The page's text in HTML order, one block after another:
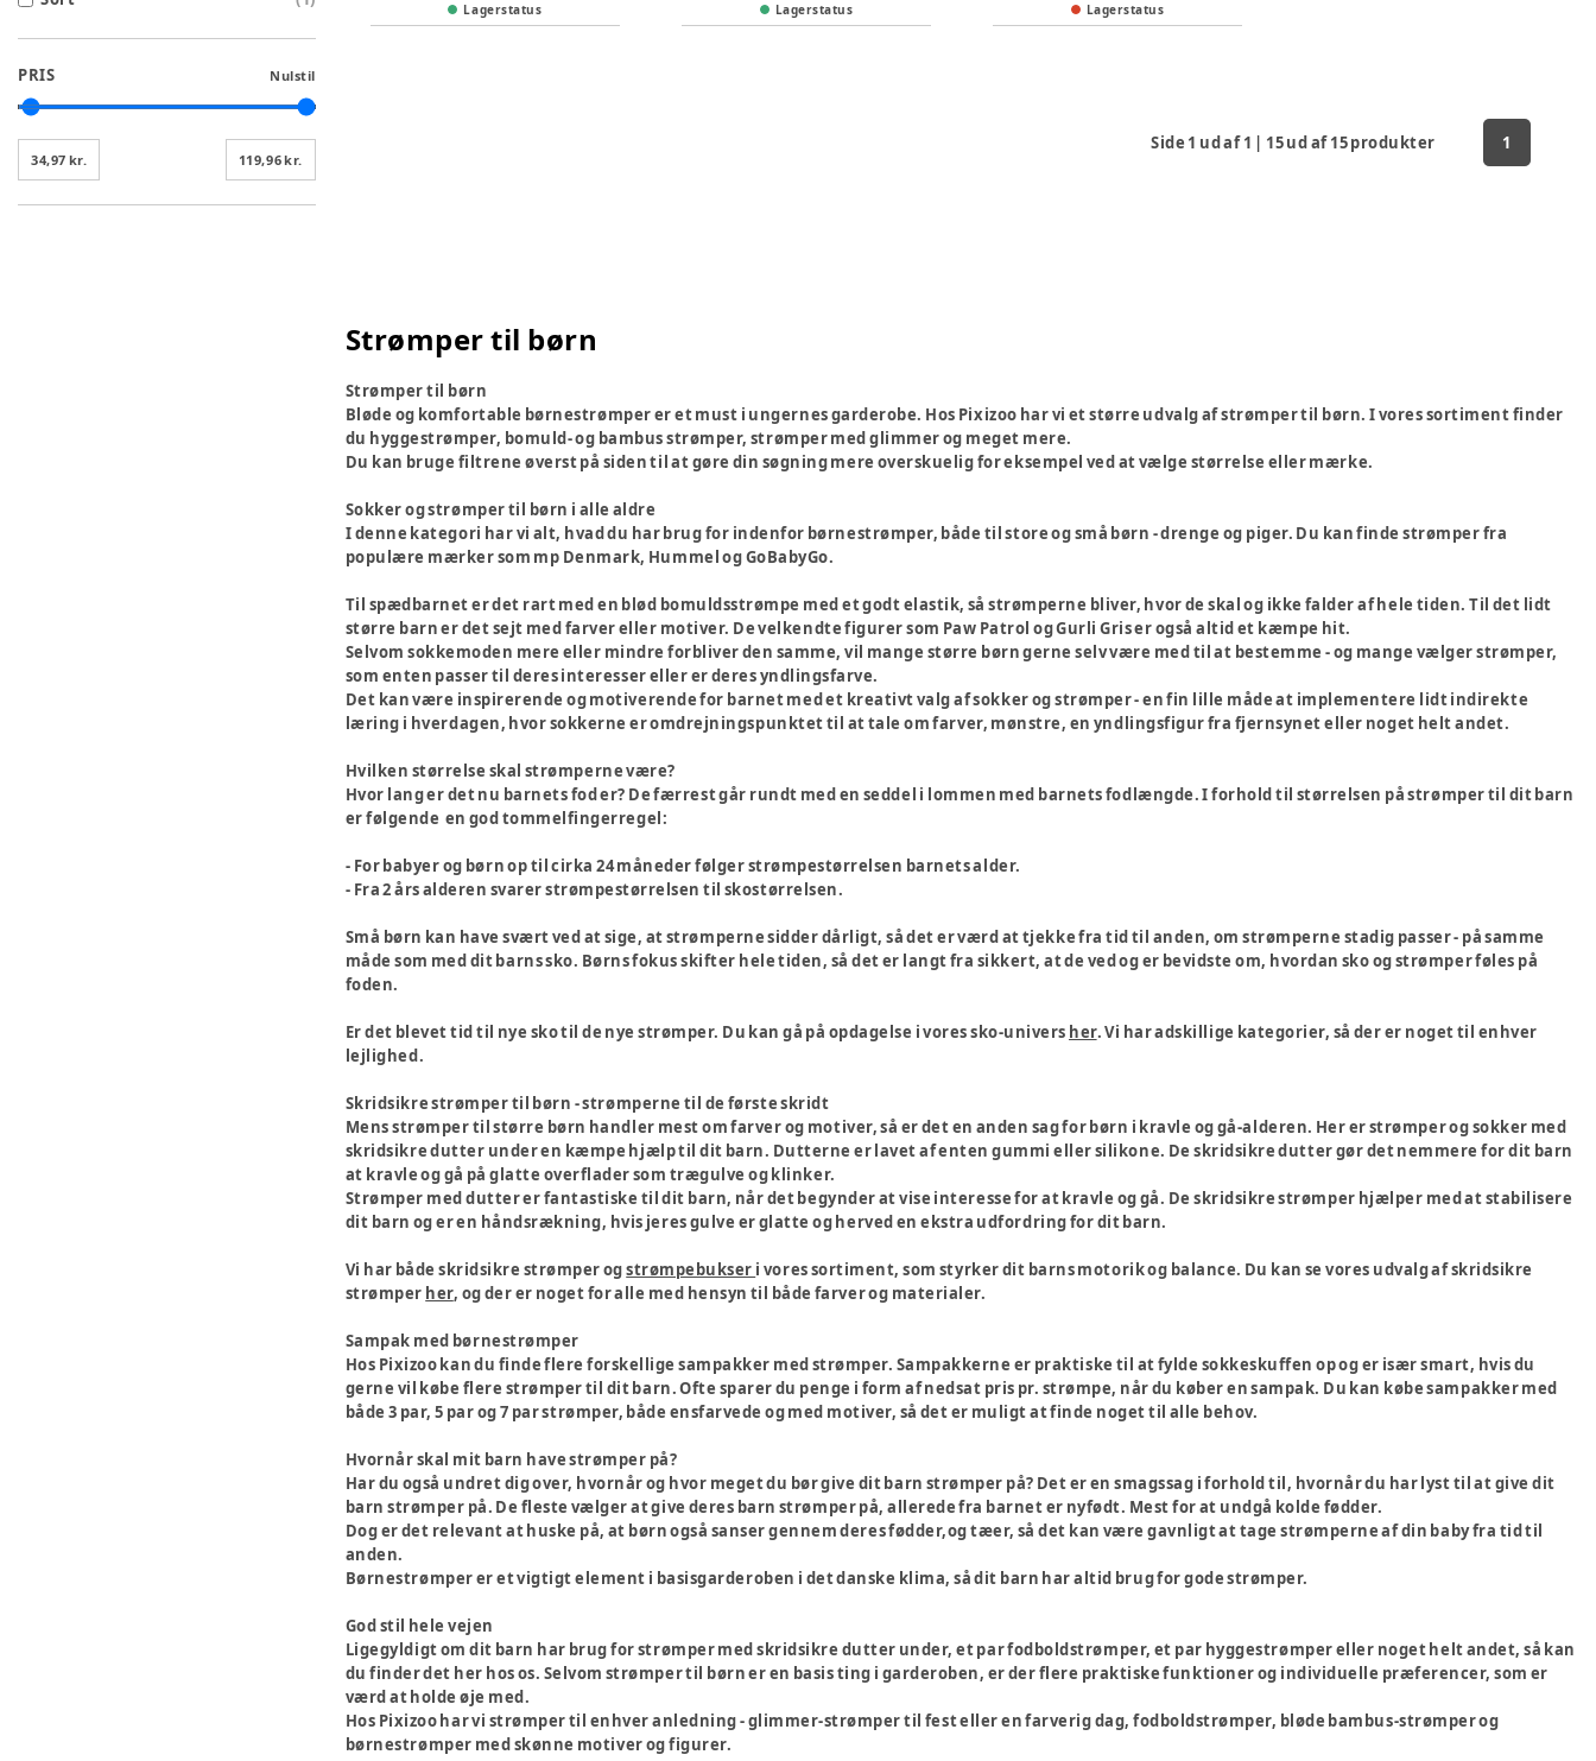
PRIS Nulstil
34,97 kr. 119,96 kr.
Lagerstatus Lagerstatus Lagerstatus
Side 1 ud af1 | 15ud af15produkter 1
Strømper til børn
Strømper til børn
Bløde og komfortable børnestrømper er et must i ungernes garderobe. Hos Pixizoo har vi et større udvalg af strømper til børn. I vores sortiment finder
du hyggestrømper, bomuld- og bambus strømper, strømper med glimmer og meget mere.
Du kan bruge filtrene øverst på siden til at gøre din søgning mere overskuelig for eksempel ved at vælge størrelse eller mærke.
Sokker og strømper til børn i alle aldre
I denne kategori har vi alt, hvad du har brug for indenfor børnestrømper, både til store og små børn - drenge og piger. Du kan finde strømper fra
populære mærker som mp Denmark, Hummel og GoBabyGo.
Til spædbarnet er det rart med en blød bomuldsstrømpe med et godt elastik, så strømperne bliver, hvor de skal og ikke falder af hele tiden. Til det lidt
større barn er det sejt med farver eller motiver. De velkendte figurer som Paw Patrol og Gurli Gris er også altid et kæmpe hit.
Selvom sokkemoden mere eller mindre forbliver den samme, vil mange større børn gerne selv være med til at bestemme - og mange vælger strømper,
som enten passer til deres interesser eller er deres yndlingsfarve.
Det kan være inspirerende og motiverende for barnet med et kreativt valg af sokker og strømper - en fin lille måde at implementere lidt indirekte
læring i hverdagen, hvor sokkerne er omdrejningspunktet til at tale om farver, mønstre, en yndlingsfigur fra fjernsynet eller noget helt andet.
Hvilken størrelse skal strømperne være?
Hvor lang er det nu barnets fod er? De færrest går rundt med en seddel i lommen med barnets fodlængde. I forhold til størrelsen på strømper til dit barn
er følgende en god tommelfingerregel:
- For babyer og børn op til cirka 24 måneder følger strømpestørrelsen barnets alder.
- Fra 2 års alderen svarer strømpestørrelsen til skostørrelsen.
Små børn kan have svært ved at sige, at strømperne sidder dårligt, så det er værd at tjekke fra tid til anden, om strømperne stadig passer - på samme
måde som med dit barns sko. Børns fokus skifter hele tiden, så det er langt fra sikkert, at de ved og er bevidste om, hvordan sko og strømper føles på
foden.
Er det blevet tid til nye sko til de nye strømper. Du kan gå på opdagelse i vores sko-univers her. Vi har adskillige kategorier, så der er noget til enhver
lejlighed.
Skridsikre strømper til børn - strømperne til de første skridt
Mens strømper til større børn handler mest om farver og motiver, så er det en anden sag for børn i kravle og gå-alderen. Her er strømper og sokker med
skridsikre dutter under en kæmpe hjælp til dit barn. Dutterne er lavet af enten gummi eller silikone. De skridsikre dutter gør det nemmere for dit barn
at kravle og gå på glatte overflader som trægulve og klinker.
Strømper med dutter er fantastiske til dit barn, når det begynder at vise interesse for at kravle og gå. De skridsikre strømper hjælper med at stabilisere
dit barn og er en håndsrækning, hvis jeres gulve er glatte og herved en ekstra udfordring for dit barn.
Vi har både skridsikre strømper ogstrømpebukser i vores sortiment, som styrker dit barns motorik og balance. Du kan se vores udvalg af skridsikre
strømper her, og der er noget for alle med hensyn til både farver og materialer.
Sampak med børnestrømper
Hos Pixizoo kan du finde flere forskellige sampakker med strømper. Sampakkerne er praktiske til at fylde sokkeskuffen op og er især smart, hvis du
gerne vil købe flere strømper til dit barn. Ofte sparer du penge i form af nedsat pris pr. strømpe, når du køber en sampak. Du kan købe sampakker med
både 3 par, 5 par og 7 par strømper, både ensfarvede og med motiver, så det er muligt at finde noget til alle behov.
Hvornår skal mit barn have strømper på?
Har du også undret dig over, hvornår og hvor meget du bør give dit barn strømper på? Det er en smagssag i forhold til, hvornår du har lyst til at give dit
barn strømper på. De fleste vælger at give deres barn strømper på, allerede fra barnet er nyfødt. Mest for at undgå kolde fødder.
Dog er det relevant at huske på, at børn også sanser gennem deres fødder,og tæer, så det kan være gavnligt at tage strømperne af din baby fra tid til
anden.
Børnestrømper er et vigtigt element i basisgarderoben i det danske klima, så dit barn har altid brug for gode strømper.
God stil hele vejen
Ligegyldigt om dit barn har brug for strømper med skridsikre dutter under, et par fodboldstrømper, et par hyggestrømper eller noget helt andet, så kan
du finder det her hos os. Selvom strømper til børn er en basis ting i garderoben, er der flere praktiske funktioner og individuelle præferencer, som er
værd at holde øje med.
Hos Pixizoo har vi strømper til enhver anledning - glimmer-strømper til fest eller en farverig dag, fodboldstrømper, bløde bambus-strømper og
børnestrømper med skønne motiver og figurer.